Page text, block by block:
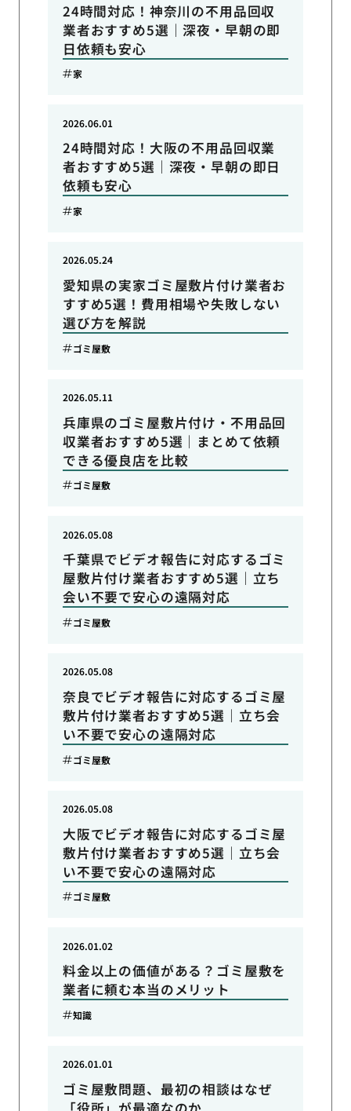
24時間対応！神奈川の不用品回収
業者おすすめ5選｜深夜・早朝の即
日依頼も安心
家
24時間対応！大阪の不用品回収業
者おすすめ5選｜深夜・早朝の即日
依頼も安心
2026.06.01
家
愛知県の実家ゴミ屋敷片付け業者お
すすめ5選！費用相場や失敗しない
選び方を解説
2026.05.24
ゴミ屋敷
兵庫県のゴミ屋敷片付け・不用品回
収業者おすすめ5選｜まとめて依頼
できる優良店を比較
2026.05.11
ゴミ屋敷
千葉県でビデオ報告に対応するゴミ
屋敷片付け業者おすすめ5選｜立ち
会い不要で安心の遠隔対応
2026.05.08
ゴミ屋敷
奈良でビデオ報告に対応するゴミ屋
敷片付け業者おすすめ5選｜立ち会
い不要で安心の遠隔対応
2026.05.08
ゴミ屋敷
大阪でビデオ報告に対応するゴミ屋
敷片付け業者おすすめ5選｜立ち会
い不要で安心の遠隔対応
2026.05.08
ゴミ屋敷
料金以上の価値がある？ゴミ屋敷を
業者に頼む本当のメリット
2026.01.02
知識
ゴミ屋敷問題、最初の相談はなぜ
2026.01.01